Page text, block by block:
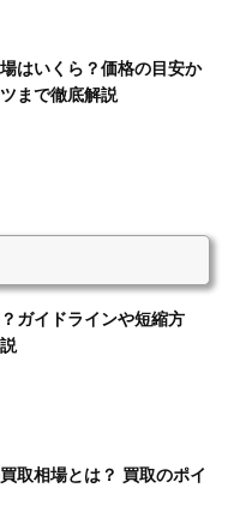
はいくら？価格の目安か
まで徹底解説
ガイドラインや短縮方
取相場とは？ 買取のポイ